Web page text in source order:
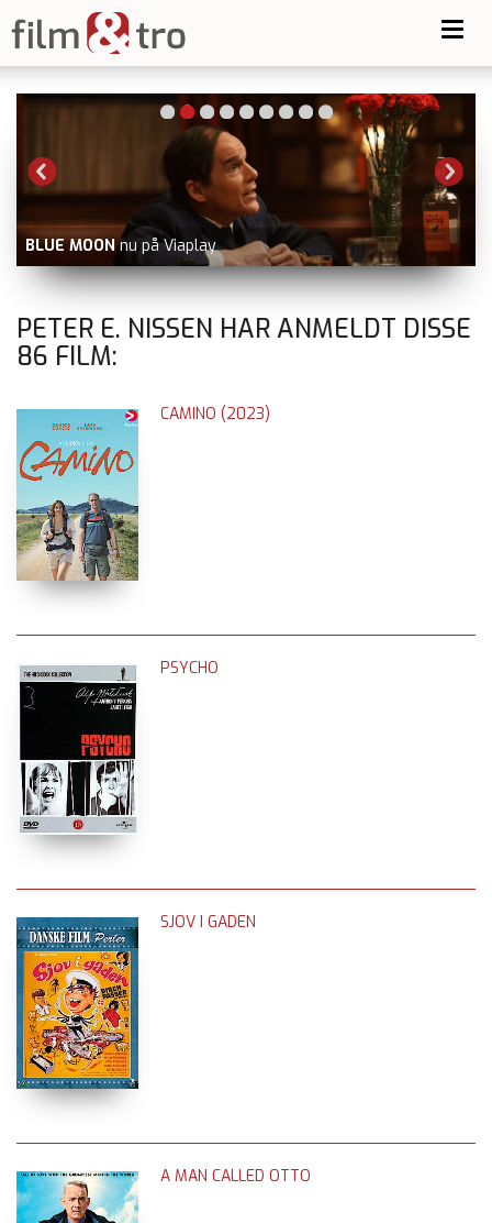
BLUE MOON nu på Viaplay
PETER E. NISSEN HAR ANMELDT DISSE
86 FILM:
CAMINO (2023)
PSYCHO
SJOV I GADEN
A MAN CALLED OTTO